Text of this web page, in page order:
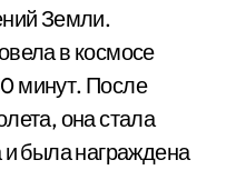
Земли.
в космосе
минут. После
она стала
и была награждена